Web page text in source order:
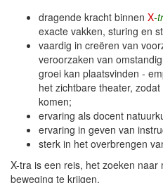
dragende kracht binnen X-
exacte vakken, sturing en
vaardig in creëren van
veroorzaken van
groei kan plaatsvinden -
het zichtbare theater,
komen;
ervaring als docent
ervaring in geven van
sterk in het overbrengen
X-tra is een reis, het zoeken naar
beweging te krijgen.